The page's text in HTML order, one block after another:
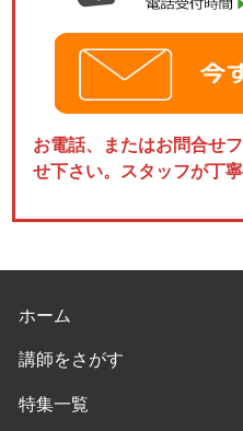
お電話、またはお問合せ
せ下さい。スタッフが丁
ホーム
講師をさがす
特集一覧